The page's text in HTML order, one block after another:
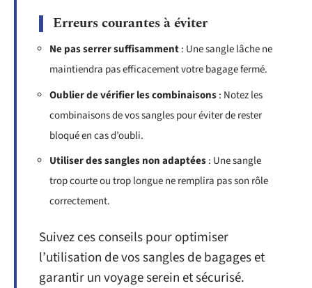
Erreurs courantes à éviter
Ne pas serrer suffisamment: Une sangle lâche ne
maintiendra pas efficacement votre bagage fermé.
Oublier de vérifier les combinaisons: Notez les
combinaisons de vos sangles pour éviter de rester
bloqué en cas d’oubli.
Utiliser des sangles non adaptées: Une sangle
trop courte ou trop longue ne remplira pas son rôle
correctement.
Suivez ces conseils pour optimiser
l’utilisation de vos sangles de bagages et
garantir un voyage serein et sécurisé.